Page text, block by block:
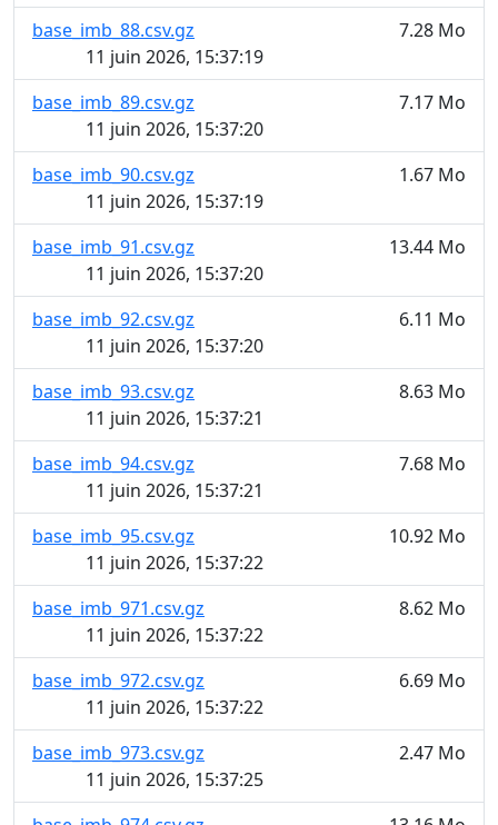
base_imb_88.csv.gz
7.28 Mo
11 juin 2026, 15:37:19
base_imb_89.csv.gz
7.17 Mo
11 juin 2026, 15:37:20
base_imb_90.csv.gz
1.67 Mo
11 juin 2026, 15:37:19
base_imb_91.csv.gz
13.44 Mo
11 juin 2026, 15:37:20
base_imb_92.csv.gz
6.11 Mo
11 juin 2026, 15:37:20
base_imb_93.csv.gz
8.63 Mo
11 juin 2026, 15:37:21
base_imb_94.csv.gz
7.68 Mo
11 juin 2026, 15:37:21
base_imb_95.csv.gz
10.92 Mo
11 juin 2026, 15:37:22
base_imb_971.csv.gz
8.62 Mo
11 juin 2026, 15:37:22
base_imb_972.csv.gz
6.69 Mo
11 juin 2026, 15:37:22
base_imb_973.csv.gz
2.47 Mo
11 juin 2026, 15:37:25